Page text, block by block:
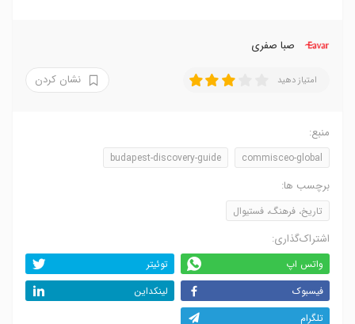
صبا صفری
امتیاز دهید نشان کردن
منبع:
commisceo-global
budapest-discovery-guide
برچسب ها:
تاریخ، فرهنگ، فستیوال
اشتراک‌گذاری:
واتس اپ
توئیتر
فیسبوک
لینکداین
تلگرام